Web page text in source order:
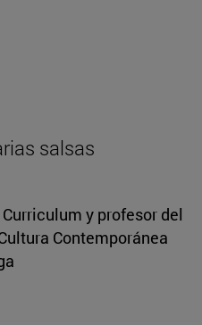
salsas
y profesor del
Contemporánea